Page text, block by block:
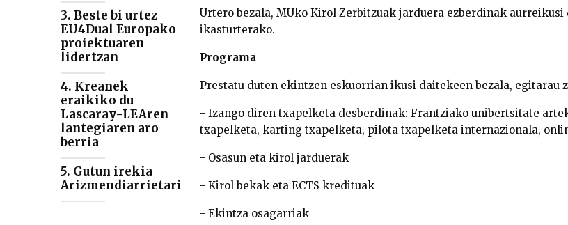
3. Beste bi urtez
EU4Dual Europako
proiektuaren
lidertzan
4. Kreanek
eraikiko du
Lascaray-LEAren
lantegiaren aro
berria
5. Gutun irekia
Arizmendiarrietari
Urtero bezala, MUko Kirol Zerbitzuak jarduera ezberdinak
ikasturterako.
Programa
Prestatu duten ekintzen eskuorrian ikusi daitekeen bezala, egitarau
- Izango diren txapelketa desberdinak: Frantziako unibertsitate
txapelketa, karting txapelketa, pilota txapelketa internazionala,
- Osasun eta kirol jarduerak
- Kirol bekak eta ECTS kredituak
- Ekintza osagarriak